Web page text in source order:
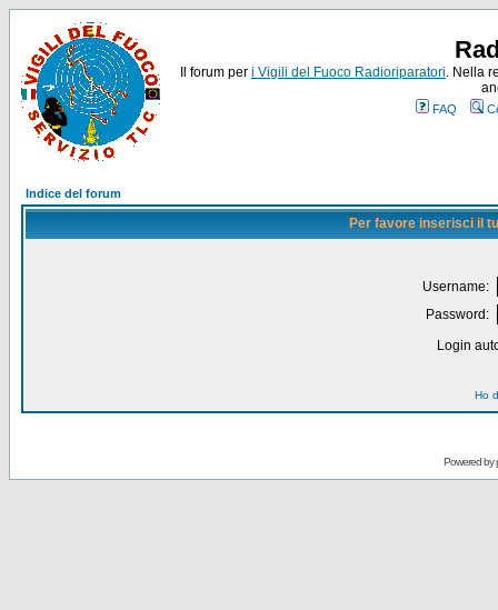
Il forum per i Vigili del Fuoco Radioriparatori. Nella
FAQ
Indice del forum
Per favore inserisci il
Username:
Password:
Login
Ho
Powered by